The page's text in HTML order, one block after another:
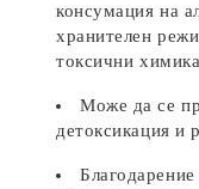
консумация на
хранителен
токсични
Може да се
детоксикация и